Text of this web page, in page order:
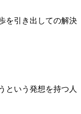
を引き出しての解決
という発想を持つ人